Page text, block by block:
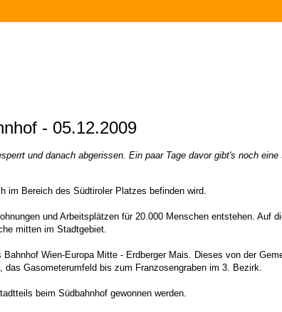
- 05.12.2009
und danach abgerissen. Ein paar Tage davor gibt's noch
im Bereich des Südtiroler Platzes befinden wird.
und Arbeitsplätzen für 20.000 Menschen entstehen. Auf
mitten im Stadtgebiet.
Wien-Europa Mitte - Erdberger Mais. Dieses von der
Gasometerumfeld bis zum Franzosengraben im 3. Bezirk.
beim Südbahnhof gewonnen werden.